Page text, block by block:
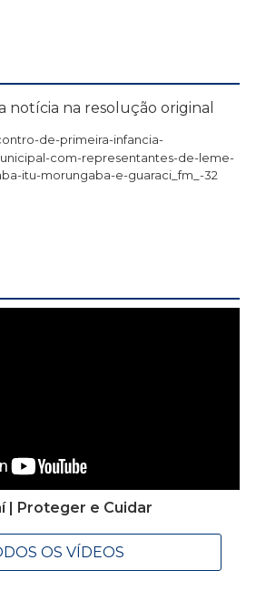
notícia na resolução original
de-primeira-infancia-
com-representantes-de-leme-
itu-morungaba-e-guaraci_fm_-32
| Proteger e Cuidar
OS VÍDEOS